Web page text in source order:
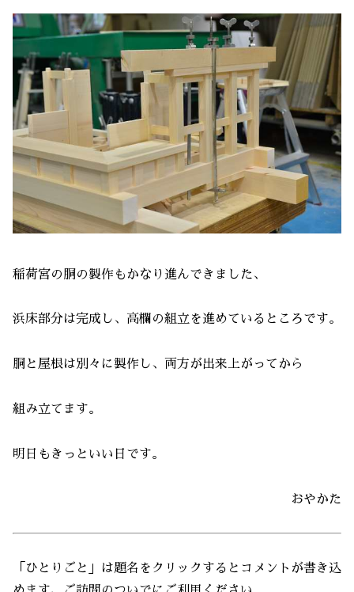
稲荷宮の胴の製作もかなり進んできました、
浜床部分は完成し、高欄の組立を進めているところです。
胴と屋根は別々に製作し、両方が出来上がってから
組み立てます。
明日もきっといい日です。
おやかた
「ひとりごと」は題名をクリックするとコメントが書き込